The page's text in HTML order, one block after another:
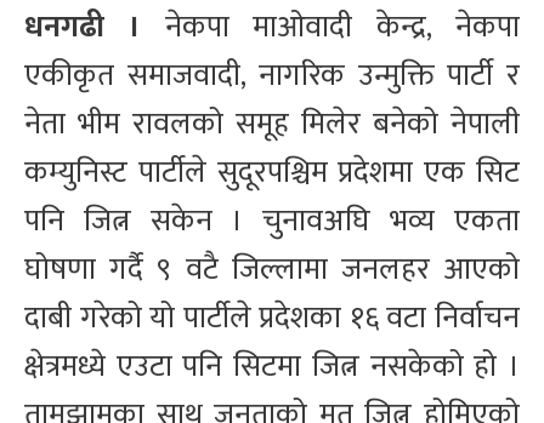
धनगढी । नेकपा माओवादी केन्द्र, नेकपा
एकीकृत समाजवादी, नागरिक उन्मुक्ति पार्टी र
नेता भीम रावलको समूह मिलेर बनेको नेपाली
कम्युनिस्ट पार्टीले सुदूरपश्चिम प्रदेशमा एक सिट
पनि जित्न सकेन । चुनावअघि भव्य एकता
घोषणा गर्दै ९ वटै जिल्लामा जनलहर आएको
दाबी गरेको यो पार्टीले प्रदेशका १६ वटा निर्वाचन
क्षेत्रमध्ये एउटा पनि सिटमा जित्न नसकेको हो ।